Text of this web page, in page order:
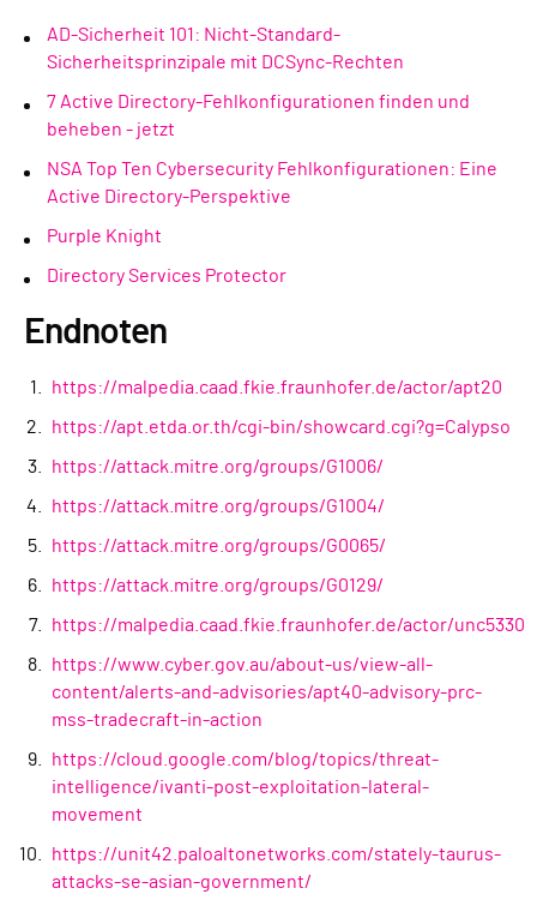
AD-Sicherheit 101: Nicht-Standard-
Sicherheitsprinzipale mit DCSync-Rechten
7 Active Directory-Fehlkonfigurationen finden und
beheben - jetzt
NSA Top Ten Cybersecurity Fehlkonfigurationen: Eine
Active Directory-Perspektive
Purple Knight
Directory Services Protector
Endnoten
https://malpedia.caad.fkie.fraunhofer.de/actor/apt20
https://apt.etda.or.th/cgi-bin/showcard.cgi?g=Calypso
https://attack.mitre.org/groups/G1006/
https://attack.mitre.org/groups/G1004/
https://attack.mitre.org/groups/G0065/
https://attack.mitre.org/groups/G0129/
https://malpedia.caad.fkie.fraunhofer.de/actor/unc5330
https://www.cyber.gov.au/about-us/view-all-
content/alerts-and-advisories/apt40-advisory-prc-
mss-tradecraft-in-action
https://cloud.google.com/blog/topics/threat-
intelligence/ivanti-post-exploitation-lateral-
movement
https://unit42.paloaltonetworks.com/stately-taurus-
attacks-se-asian-government/